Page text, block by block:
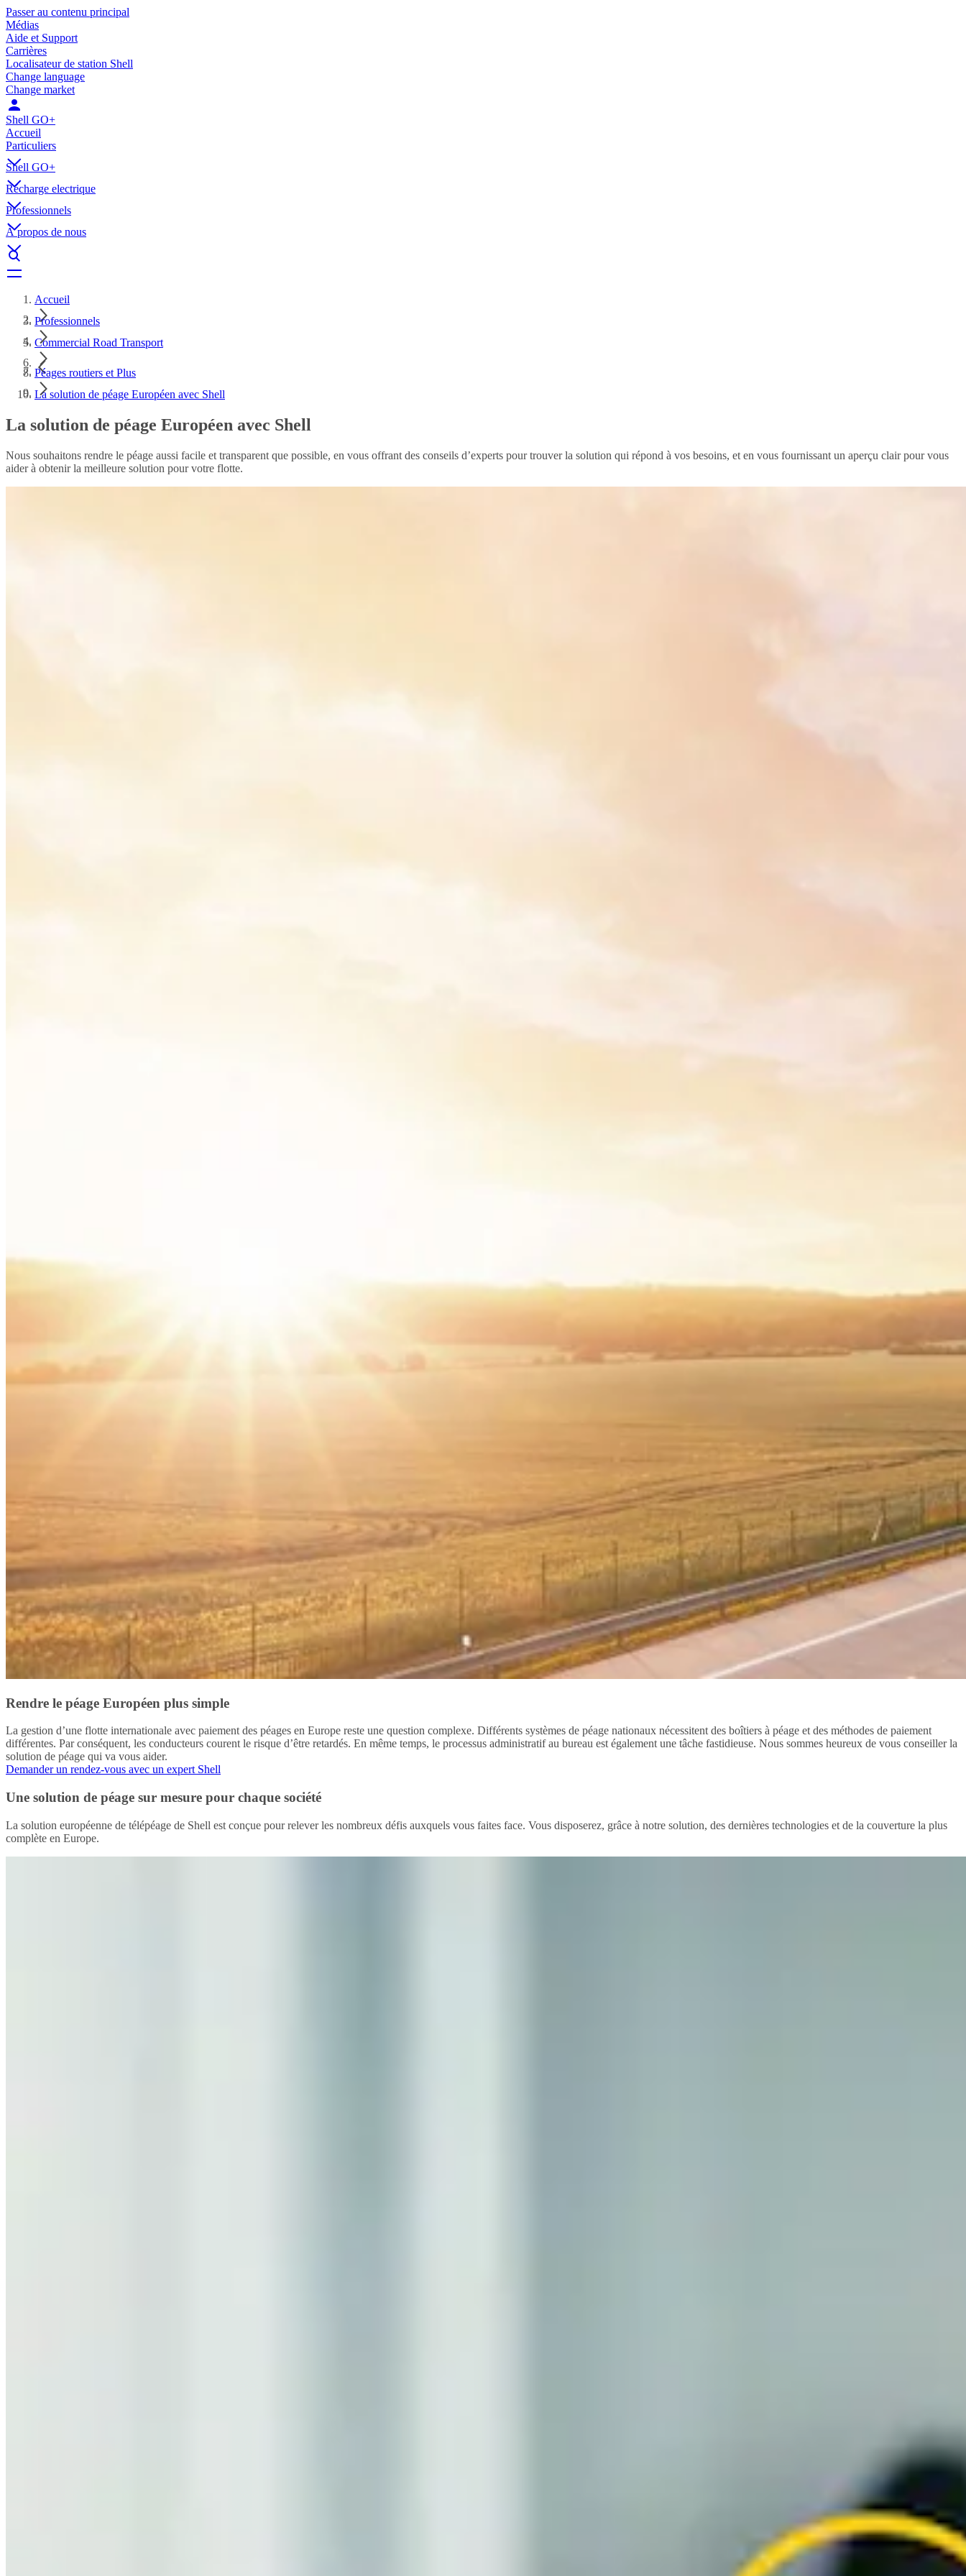
Passer au contenu principal
Médias
Aide et Support
Carrières
Localisateur de station Shell
Change language
Change market
Shell GO+
Accueil
Particuliers
Shell GO+
Récharge electrique
Professionnels
À propos de nous
Accueil
Professionnels
Commercial Road Transport
Péages routiers et Plus
La solution de péage Européen avec Shell
La solution de péage Européen avec Shell
Nous souhaitons rendre le péage aussi facile et transparent que possible, en vous offrant des conseils d’experts pour trouver la solution qui répond à vos besoins, et en vous fournissant un aperçu clair pour vous
aider à obtenir la meilleure solution pour votre flotte.
Rendre le péage Européen plus simple
La gestion d’une flotte internationale avec paiement des péages en Europe reste une question complexe. Différents systèmes de péage nationaux nécessitent des boîtiers à péage et des méthodes de paiement
différentes. Par conséquent, les conducteurs courent le risque d’être retardés. En même temps, le processus administratif au bureau est également une tâche fastidieuse. Nous sommes heureux de vous conseiller la
solution de péage qui va vous aider.
Demander un rendez-vous avec un expert Shell
Une solution de péage sur mesure pour chaque société
La solution européenne de télépéage de Shell est conçue pour relever les nombreux défis auxquels vous faites face. Vous disposerez, grâce à notre solution, des dernières technologies et de la couverture la plus
complète en Europe.